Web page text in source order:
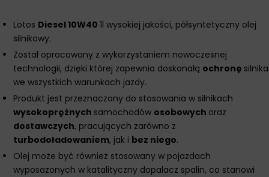
Lotos Diesel 10W40 1l wysokiej jakości, półsyntetyczny olej
silnikowy.
Został opracowany z wykorzystaniem nowoczesnej
technologii, dzięki której zapewnia doskonałą ochronę silnika
we wszystkich warunkach jazdy.
Produkt jest przeznaczony do stosowania w silnikach
wysokoprężnych samochodów osobowych oraz
dostawczych, pracujących zarówno z
turbodoładowaniem, jak i bez niego.
Olej może być również stosowany w pojazdach
wyposażonych w katalityczny dopalacz spalin, co stanowi